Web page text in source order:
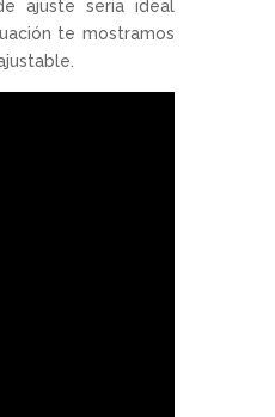
ajuste seria ideal
te mostramos